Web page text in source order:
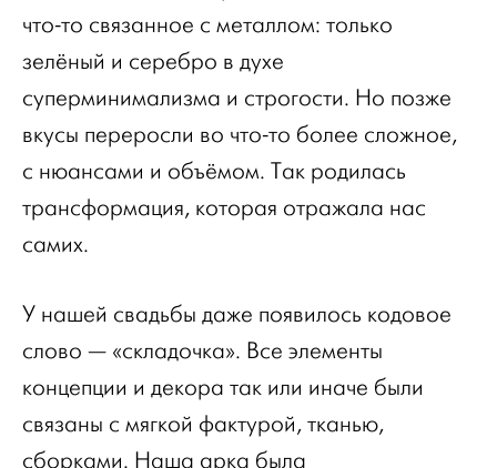
что-то связанное с металлом: только
зелёный и серебро в духе
суперминимализма и строгости. Но позже
вкусы переросли во что-то более сложное,
с нюансами и объёмом. Так родилась
трансформация, которая отражала нас
самих.
У нашей свадьбы даже появилось кодовое
слово — «складочка». Все элементы
концепции и декора так или иначе были
связаны с мягкой фактурой, тканью,
сборками. Наша арка была